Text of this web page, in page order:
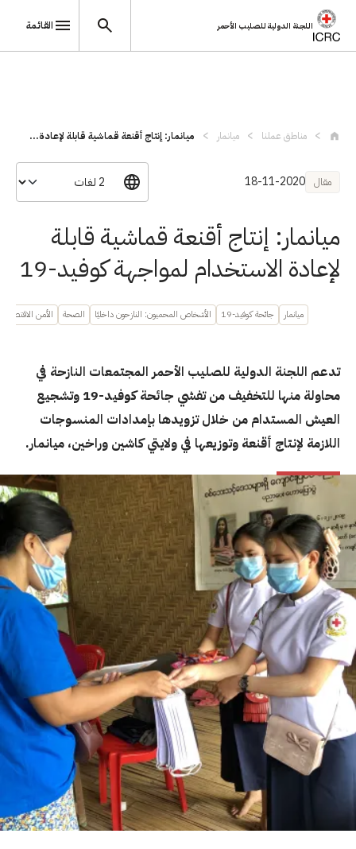
اللجنة الدولية للصليب الأحمر القائمة
مناطق عملنا ميانمار ميانمار: إنتاج أقنعة قماشية قابلة لإعادة...
مقال 18-11-2020
ميانمار: إنتاج أقنعة قماشية قابلة
لإعادة الاستخدام لمواجهة كوفيد-19
ميانمار جائحة كوفيد-19 الأشخاص المحميون: النازحون داخليًا الصحة الأمن الاقتصادي
تدعم اللجنة الدولية للصليب الأحمر المجتمعات النازحة في
محاولة منها للتخفيف من تفشي جائحة كوفيد-19 وتشجيع
العيش المستدام من خلال تزويدها بإمدادات المنسوجات
اللازمة لإنتاج أقنعة وتوزيعها في ولايتي كاشين وراخين، ميانمار.